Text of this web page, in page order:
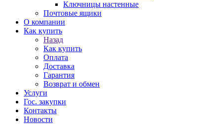
Ключницы настенные
Почтовые ящики
О компании
Как купить
Назад
Как купить
Оплата
Доставка
Гарантия
Возврат и обмен
Услуги
Гос. закупки
Контакты
Новости